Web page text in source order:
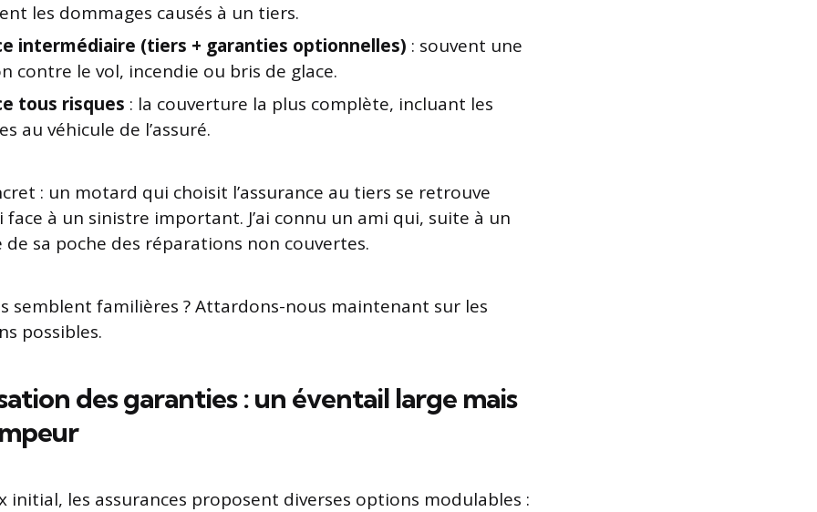
les dommages causés à un tiers.
intermédiaire (tiers + garanties optionnelles) : souvent une
contre le vol, incendie ou bris de glace.
tous risques : la couverture la plus complète, incluant les
au véhicule de l’assuré.
: un motard qui choisit l’assurance au tiers se retrouve
à un sinistre important. J’ai connu un ami qui, suite à un
de sa poche des réparations non couvertes.
semblent familières ? Attardons-nous maintenant sur les
possibles.
des garanties : un éventail large mais
initial, les assurances proposent diverses options modulables :